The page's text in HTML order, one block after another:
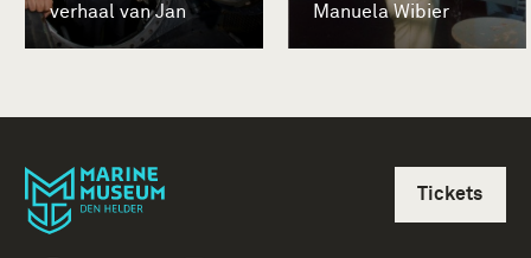
verhaal van Jan
Manuela Wibier
Tickets